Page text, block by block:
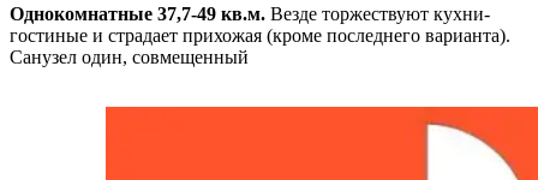
Однокомнатные 37,7-49 кв.м. Везде торжествуют кухни-
гостиные и страдает прихожая (кроме последнего варианта).
Санузел один, совмещенный